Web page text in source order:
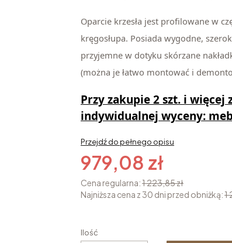
Oparcie krzesła jest profilowane w
kręgosłupa. Posiada wygodne,
przyjemne w dotyku skórzane
(można je łatwo montować i
Przy zakupie2 szt. i więcej
indywidualnej wyceny:
Przejdź do pełnego opisu
979,08 zł
Cena regularna:1 223,85 zł
Najniższa cena z 30 dni przed obniżką:1
Ilość